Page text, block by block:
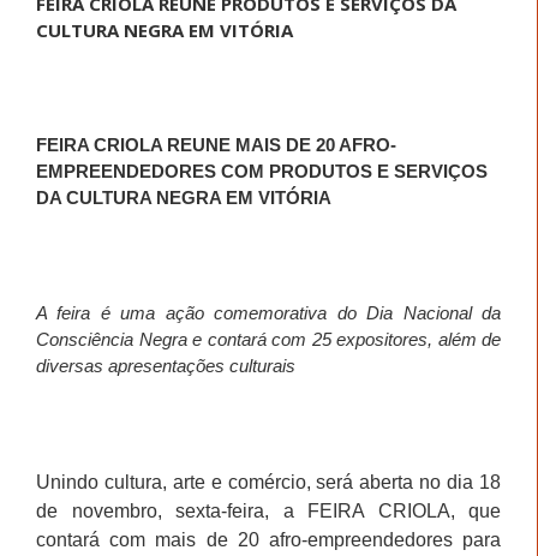
CULTURA NEGRA EM VITÓRIA
FEIRA CRIOLA REUNE MAIS DE 20 AFRO-
EMPREENDEDORES COM PRODUTOS E SERVIÇOS
DA CULTURA NEGRA EM VITÓRIA
A feira é uma ação comemorativa do Dia Nacional da
Consciência Negra e contará com 25 expositores, além de
diversas apresentações culturais
Unindo cultura, arte e comércio, será aberta no dia 18
de novembro, sexta-feira, a FEIRA CRIOLA, que
contará com mais de 20 afro-empreendedores para